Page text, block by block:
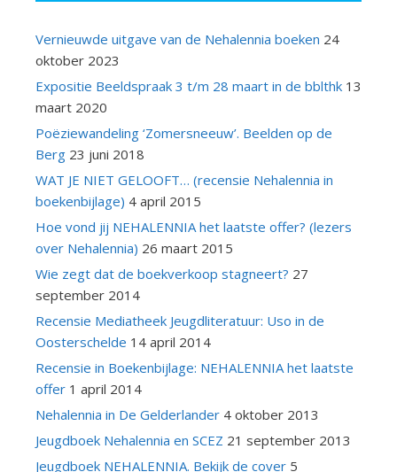
Vernieuwde uitgave van de Nehalennia boeken 24
oktober 2023
Expositie Beeldspraak 3 t/m 28 maart in de bblthk 13
maart 2020
Poëziewandeling ‘Zomersneeuw’. Beelden op de
Berg 23 juni 2018
WAT JE NIET GELOOFT… (recensie Nehalennia in
boekenbijlage) 4 april 2015
Hoe vond jij NEHALENNIA het laatste offer? (lezers
over Nehalennia) 26 maart 2015
Wie zegt dat de boekverkoop stagneert? 27
september 2014
Recensie Mediatheek Jeugdliteratuur: Uso in de
Oosterschelde 14 april 2014
Recensie in Boekenbijlage: NEHALENNIA het laatste
offer 1 april 2014
Nehalennia in De Gelderlander 4 oktober 2013
Jeugdboek Nehalennia en SCEZ 21 september 2013
Jeugdboek NEHALENNIA. Bekijk de cover 5